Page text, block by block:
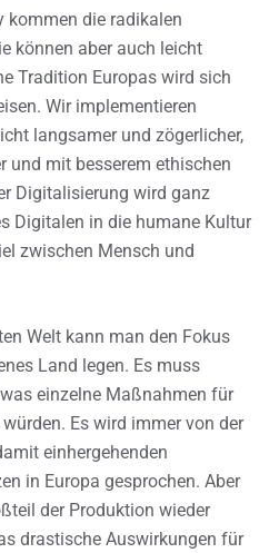
kommen die radikalen
können aber auch leicht
Tradition Europas wird sich
Wir implementieren
langsamer und zögerlicher,
und mit besserem ethischen
Digitalisierung wird ganz
Digitalen in die humane Kultur
zwischen Mensch und
Welt kann man den Fokus
Land legen. Es muss
einzelne Maßnahmen für
Es wird immer von der
einhergehenden
in Europa gesprochen. Aber
der Produktion wieder
drastische Auswirkungen für